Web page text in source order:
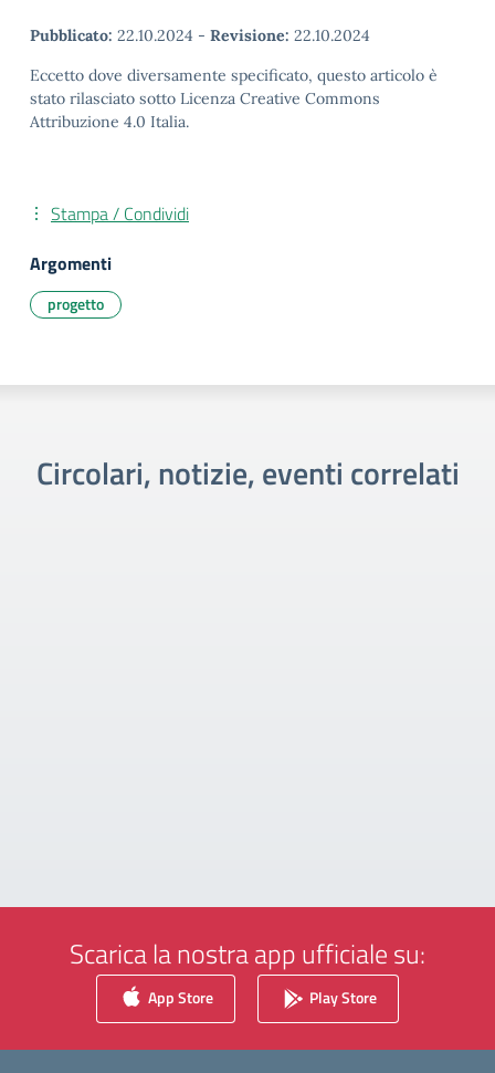
Pubblicato: 22.10.2024 - Revisione: 22.10.2024
Eccetto dove diversamente specificato, questo articolo è
stato rilasciato sotto Licenza Creative Commons
Attribuzione 4.0 Italia.
Stampa / Condividi
Argomenti
progetto
Circolari, notizie, eventi correlati
Scarica la nostra app ufficiale su:
App Store Play Store